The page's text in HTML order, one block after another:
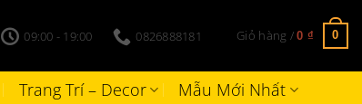
09:00 - 19:00 0826888181 Giỏ hàng /0 ₫ 0
Trang Trí – Decor Mẫu Mới Nhất